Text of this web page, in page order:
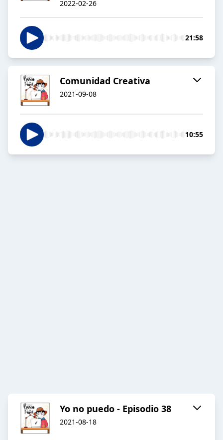
2022-02-26
21:58
Comunidad Creativa
2021-09-08
10:55
Yo no puedo - Episodio 38
2021-08-18